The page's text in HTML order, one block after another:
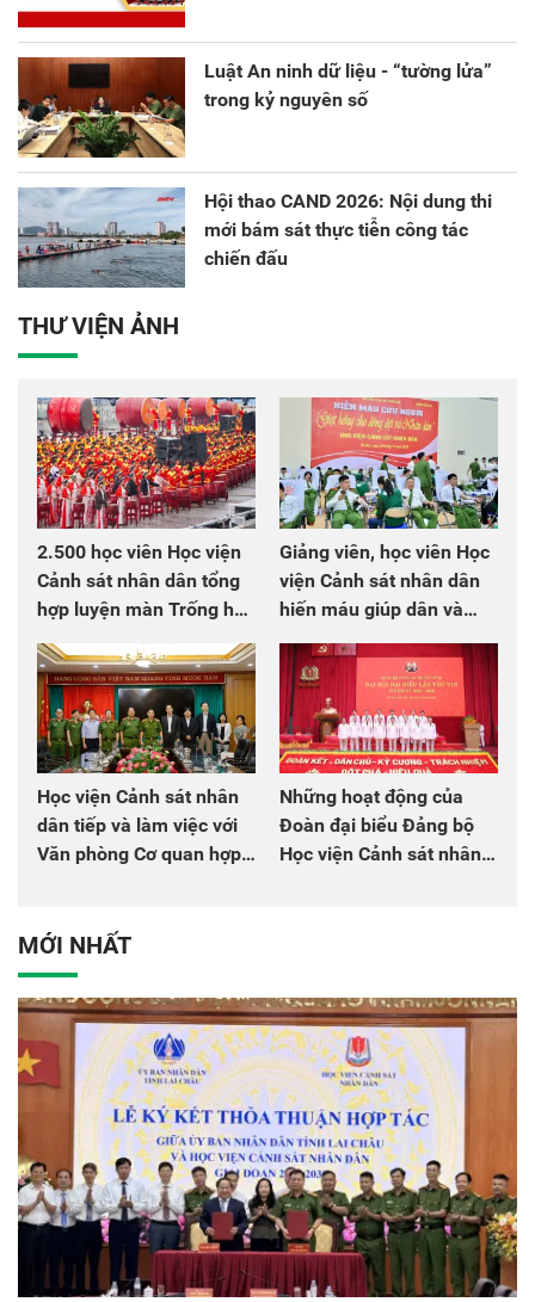
Luật An ninh dữ liệu - “tường lửa”
trong kỷ nguyên số
Hội thao CAND 2026: Nội dung thi
mới bám sát thực tiễn công tác
chiến đấu
THƯ VIỆN ẢNH
2.500 học viên Học viện
Cảnh sát nhân dân tổng
hợp luyện màn Trống hội
Giảng viên, học viên Học
viện Cảnh sát nhân dân
hiến máu giúp dân và
Học viện Cảnh sát nhân
dân tiếp và làm việc với
Văn phòng Cơ quan hợp
Những hoạt động của
Đoàn đại biểu Đảng bộ
Học viện Cảnh sát nhân
MỚI NHẤT